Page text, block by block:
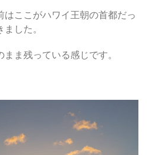
はここがハワイ王朝の首都だっ
した。
ま残っている感じです。